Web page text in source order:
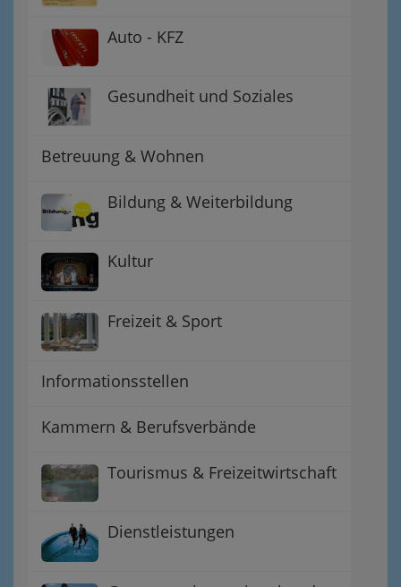
Auto - KFZ
Gesundheit und Soziales
Betreuung & Wohnen
Bildung & Weiterbildung
Kultur
Freizeit & Sport
Informationsstellen
Kammern & Berufsverbände
Tourismus & Freizeitwirtschaft
Dienstleistungen